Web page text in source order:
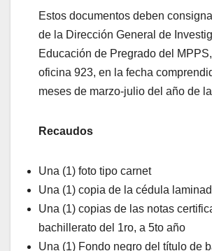
Estos documentos deben
de la Dirección General de
Educación de Pregrado del
oficina 923, en la fecha
meses de marzo-julio del año de
Recaudos
Una (1) foto tipo carnet
Una (1) copia de la cédula
Una (1) copias de las notas
bachillerato del 1ro, a 5to año
Una (1) Fondo negro del título de